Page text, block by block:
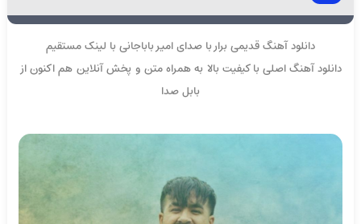
دانلود آهنگ قدیمی برار با صدای امیر باباجانی با لینک مستقیم
دانلود آهنگ اصلی با کیفیت بالا به همراه متن و پخش آنلاین هم اکنون از
بابل صدا